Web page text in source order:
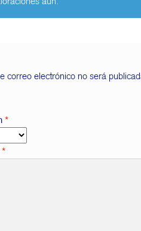
correo electrónico no será
*
*